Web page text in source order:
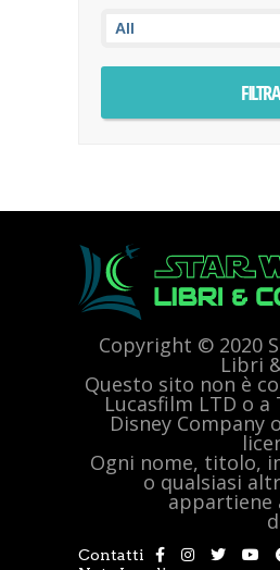
Copyright © 2020
Libri
Questo sito non è
Lucasfilm LTD o a
Disney Company
Ogni nome, titolo,
o qualsiasi
appartiene
Contatti